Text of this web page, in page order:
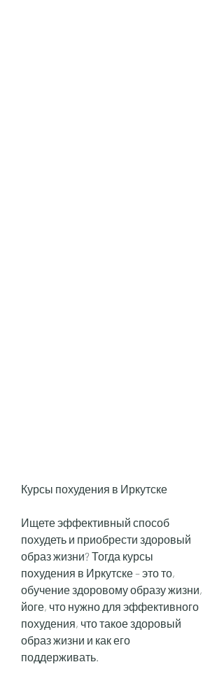
Курсы похудения в Иркутске
Ищете эффективный способ
похудеть и приобрести здоровый
образ жизни? Тогда курсы
похудения в Иркутске – это то,
обучение здоровому образу жизни,
йоге, что нужно для эффективного
похудения, что такое здоровый
образ жизни и как его
поддерживать.